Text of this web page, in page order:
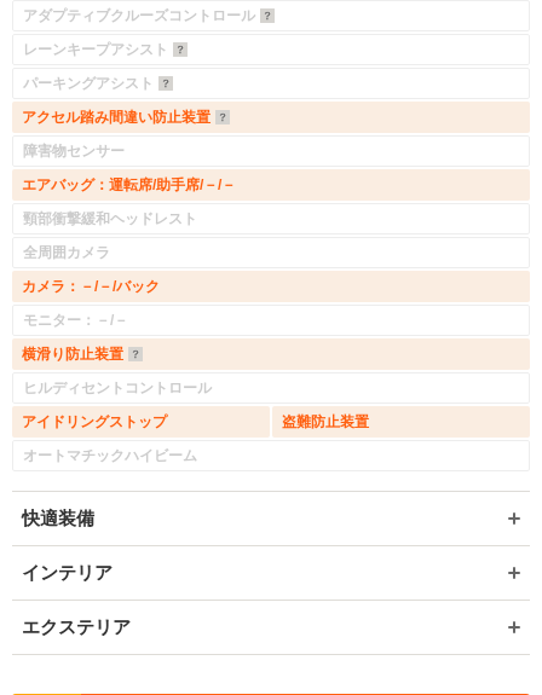
アダプティブクルーズコントロール
レーンキープアシスト
パーキングアシスト
アクセル踏み間違い防止装置
障害物センサー
エアバッグ：運転席/助手席/－/－
頸部衝撃緩和ヘッドレスト
全周囲カメラ
カメラ：－/－/バック
モニター：－/－
横滑り防止装置
ヒルディセントコントロール
アイドリングストップ
盗難防止装置
オートマチックハイビーム
快適装備
インテリア
エクステリア